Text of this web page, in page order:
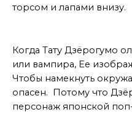
торсом и лапами внизу.
Когда Тату Дзёрогумо
или вампира, Ее
Чтобы намекнуть
опасен. Потому что
персонаж японской